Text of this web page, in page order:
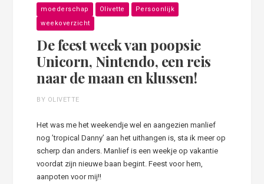
moederschap Olivette
Persoonlijk
weekoverzicht
De feest week van poopsie
Unicorn, Nintendo, een reis
naar de maan en klussen!
BY OLIVETTE
Het was me het weekendje wel en aangezien manlief
nog ’tropical Danny’ aan het uithangen is, sta ik meer op
scherp dan anders. Manlief is een weekje op vakantie
voordat zijn nieuwe baan begint. Feest voor hem,
aanpoten voor mij!!